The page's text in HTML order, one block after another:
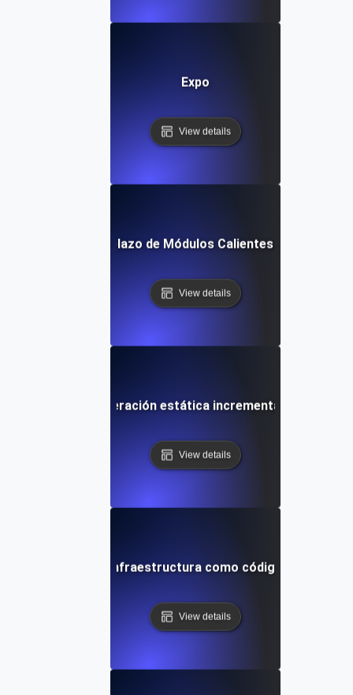
Expo
View details
Reemplazo de Módulos Calientes (HMR)
View details
Regeneración estática incremental (ISR)
View details
Infraestructura como código
View details